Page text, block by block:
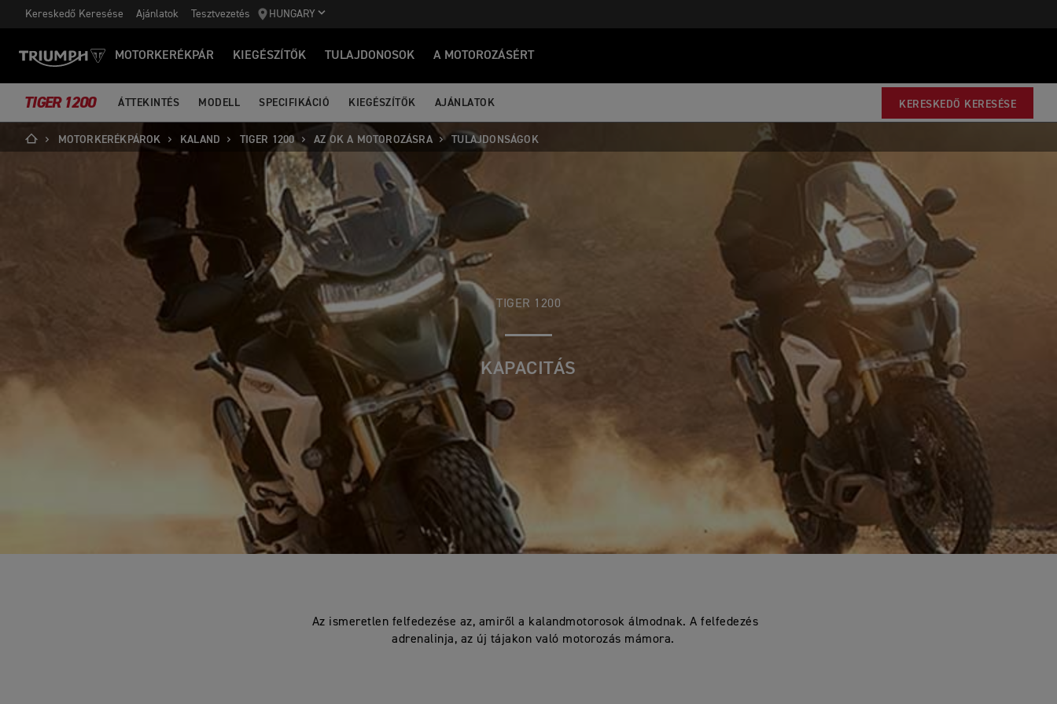
Kereskedő Keresése Ajánlatok Tesztvezetés HUNGARY
MOTORKERÉKPÁR KIEGÉSZÍTŐK TULAJDONOSOK A MOTOROZÁSÉRT
TIGER 1200 ÁTTEKINTÉS MODELL SPECIFIKÁCIÓ KIEGÉSZÍTŐK AJÁNLATOK KERESKEDŐ KERESÉSE
MOTORKERÉKPÁROK KALAND TIGER 1200 AZ OK A MOTOROZÁSRA TULAJDONSÁGOK
TIGER 1200
KAPACITÁS
Az ismeretlen felfedezése az, amiről a kalandmotorosok álmodnak. A felfedezés
adrenalinja, az új tájakon való motorozás mámora.